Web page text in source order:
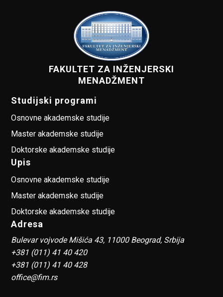
FAKULTET ZA INŽENJERSKI
MENADŽMENT
Studijski programi
Osnovne akademske studije
Master akademske studije
Doktorske akademske studije
Upis
Osnovne akademske studije
Master akademske studije
Doktorske akademske studije
Adresa
Bulevar vojvode Mišića 43, 11000 Beograd, Srbija
+381 (011) 41 40 420
+381 (011) 41 40 428
office@fim.rs